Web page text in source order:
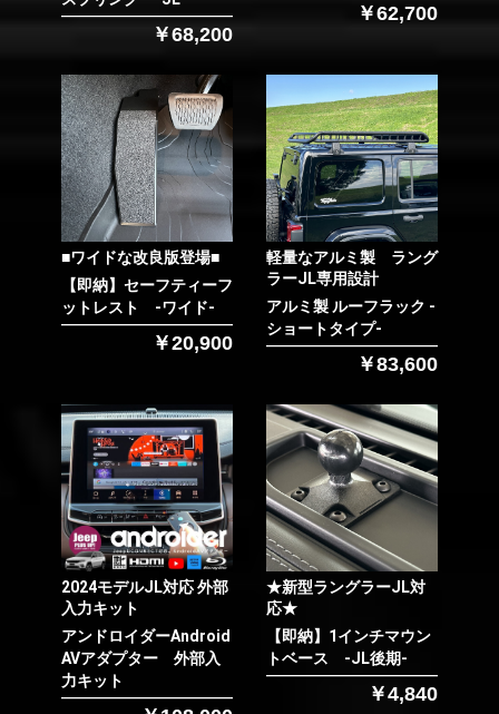
カートへ進む
￥68,200
￥62,700
■ワイドな改良版登場■
【即納】セーフティーフ
ットレスト -ワイド-
￥20,900
軽量なアルミ製 ラング
ラーJL専用設計
アルミ製 ルーフラック -
ショートタイプ-
￥83,600
2024モデルJL対応 外部
入力キット
アンドロイダーAndroid
AVアダプター 外部入
力キット
★新型ラングラーJL対
応★
【即納】1インチマウン
トベース -JL後期-
￥4,840